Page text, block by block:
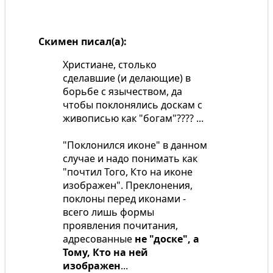
Скимен писал(а):
Христиане, столько
сделавшие (и делающие) в
борьбе с язычеством, да
чтобы поклонялись доскам с
живописью как "богам"???? ...
"Поклонился иконе" в данном
случае и надо понимать как
"почтил Того, Кто на иконе
изображен". Преклонения,
поклоны перед иконами -
всего лишь формы
проявления почитания,
адресованные не "доске", а
Тому, Кто на ней
изображен...